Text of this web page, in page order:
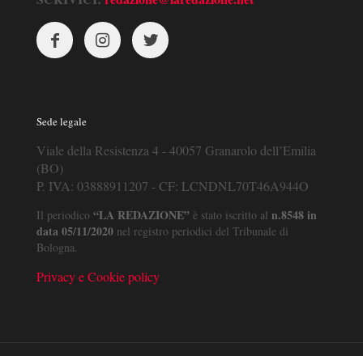
Sede legale
Viale della Resistenza 4 - 40057 Granarolo dell’Emilia
(BO)
P. IVA: 03888911207 - CF: LCNDNL70T46A944O
Il periodico “LA REDAZIONE” è stato iscritto al n.8548 in
data 05/11/2020 nel registro periodici del Tribunale di
Bologna.
Privacy e Cookie policy